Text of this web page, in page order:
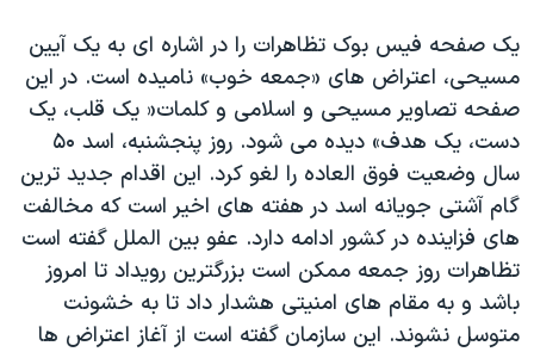
سفر پرزیدنت ترامپ به چین
یک صفحه فیس بوک تظاهرات را در اشاره ای به یک آیین
مسیحی، اعتراض های «جمعه خوب» نامیده است. در این
صفحه تصاویر مسیحی و اسلامی و کلمات« یک قلب، یک
دست، یک هدف» دیده می شود. روز پنجشنبه، اسد ۵۰
سال وضعیت فوق العاده را لغو کرد. این اقدام جدید ترین
گام آشتی جویانه اسد در هفته های اخیر است که مخالفت
های فزاینده در کشور ادامه دارد. عفو بین الملل گفته است
تظاهرات روز جمعه ممکن است بزرگترین رویداد تا امروز
باشد و به مقام های امنیتی هشدار داد تا به خشونت
متوسل نشوند. این سازمان گفته است از آغاز اعتراض ها